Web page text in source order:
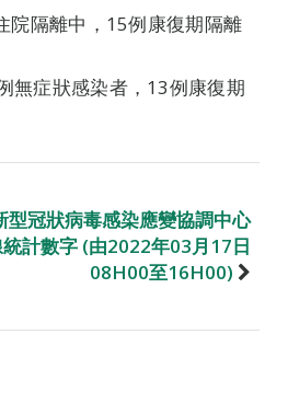
院隔離中，15例康復期隔離
無症狀感染者，13例康復期
型冠狀病毒感染應變協調中心
計數字 (由2022年03月17日
08H00至16H00)